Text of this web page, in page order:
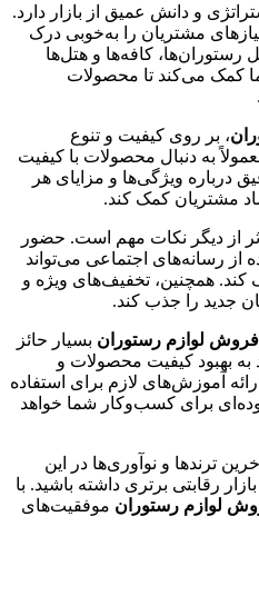
و دانش عمیق از بازار دارد.
مشتریان را به‌خوبی درک
رستوران‌ها، کافه‌ها و هتل‌ها
کمک می‌کند تا محصولات
، بر روی کیفیت و تنوع
به دنبال محصولات با کیفیت
درباره ویژگی‌ها و مزایای هر
مشتریان کمک کند.
از دیگر نکات مهم است. حضور
از رسانه‌های اجتماعی می‌تواند
همچنین، تخفیف‌های ویژه و
جدید را جذب کند.
فروش لوازم رستوران بسیار حائز
بهبود کیفیت محصولات و
آموزش‌های لازم برای استفاده
برای کسب‌وکار شما خواهد
ترندها و نوآوری‌ها در این
رقابتی برتری داشته باشید. با
لوازم رستوران موفقیت‌های